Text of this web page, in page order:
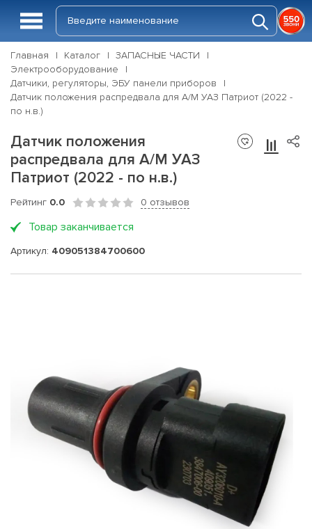
Главная Каталог
ЗАПАСНЫЕ ЧАСТИ
Электрооборудование
Датчики, регуляторы, ЭБУ панели приборов
Датчик положения распредвала для А/М УАЗ Патриот (2022 -
по н.в.)
Датчик положения
распредвала для А/М УАЗ
Патриот (2022 - по н.в.)
Рейтинг 0.0 0 отзывов
Товар заканчивается
Артикул: 409051384700600